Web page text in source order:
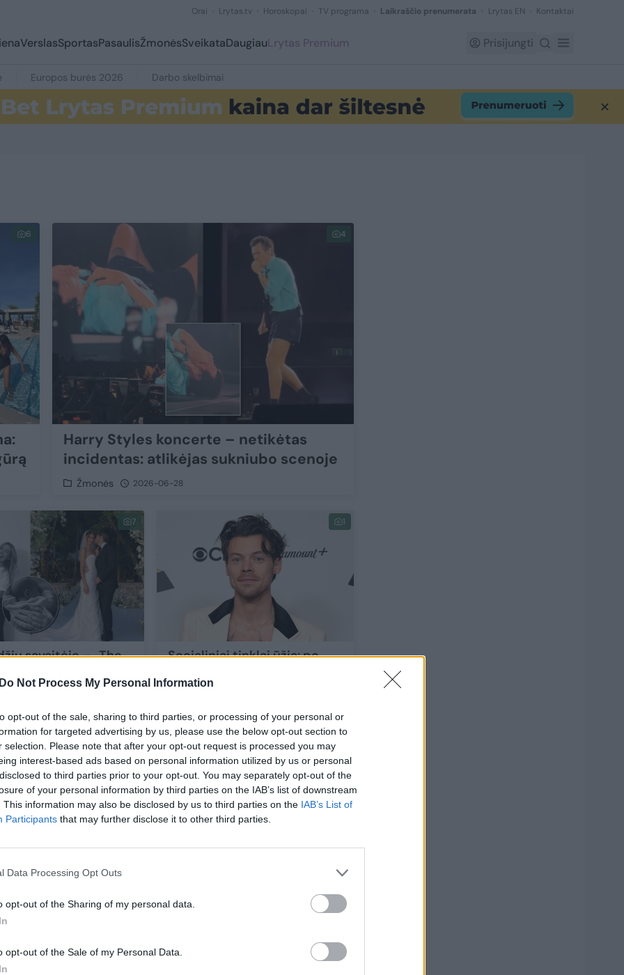
Do Not Process My Personal Information
opt-out of the sale, sharing to third parties, or processing of your personal or
for targeted advertising by us, please use the below opt-out section to
selection. Please note that after your opt-out request is processed you may
interest-based ads based on personal information utilized by us or personal
to third parties prior to your opt-out. You may separately opt-out of the
of your personal information by third parties on the IAB’s list of downstream
This information may also be disclosed by us to third parties on the IAB’s List of
Participants that may further disclose it to other third parties.
Data Processing Opt Outs
opt-out of the Sharing of my personal data.
opt-out of the Sale of my Personal Data.
Orai Lrytas.tv Horoskopai TV programa Laikraščio prenumerata Lrytas EN Kontaktai
VerslasSportasPasaulisŽmonėsSveikataDaugiauLrytas Premium Prisijungti
Europos burės 2026 Darbo skelbimai
6 4
Harry Styles koncerte – netikėtas
incidentas: atlikėjas sukniubo scenoje
Žmonės 2026-06-28
7
savaitėje – „The
ir dukros
2026-01-28
1
Socialiniai tinklai ūžia: po
netikėta žinia iš Harry
Žmonės 2026-01-17
2 10